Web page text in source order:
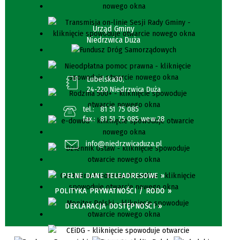
Urząd Gminy
Niedrzwica Duża
Lubelska30,
24-220 Niedrzwica Duża
tel.:
81 51 75 085
fax.:
81 51 75 085 wew.28
info@niedrzwicaduza.pl
PEŁNE DANE TELEADRESOWE »
POLITYKA PRYWATNOŚCI / RODO »
DEKLARACJA DOSTĘPNOŚCI »